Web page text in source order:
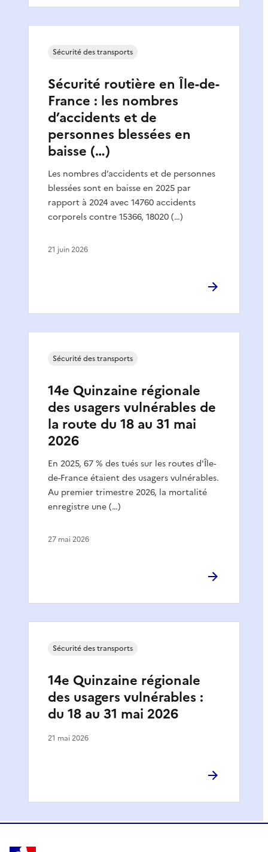
Sécurité routière en Île-de-
France : les nombres
d’accidents et de
personnes blessées en
baisse (…)
Les nombres d’accidents et de personnes
blessées sont en baisse en 2025 par
rapport à 2024 avec 14760 accidents
corporels contre 15366, 18020 (…)
Sécurité des transports
21 juin 2026
14e Quinzaine régionale
des usagers vulnérables de
la route du 18 au 31 mai
2026
En 2025, 67 % des tués sur les routes d'Île-
de-France étaient des usagers vulnérables.
Au premier trimestre 2026, la mortalité
enregistre une (…)
Sécurité des transports
27 mai 2026
14e Quinzaine régionale
des usagers vulnérables :
du 18 au 31 mai 2026
Sécurité des transports
21 mai 2026